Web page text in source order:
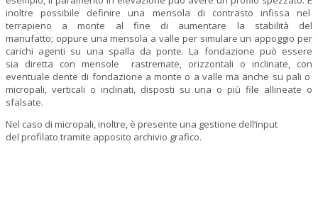
inoltre possibile definire una mensola di contrasto infissa nel
terrapieno a monte al fine di aumentare la stabilità del
manufatto; oppure una mensola a valle per simulare un appoggio per
carichi agenti su una spalla da ponte. La fondazione può essere
sia diretta con mensole rastremate, orizzontali o inclinate, con
eventuale dente di fondazione a monte o a valle ma anche su pali o
micropali, verticali o inclinati, disposti su una o più file allineate o
sfalsate.
Nel caso di micropali, inoltre, è presente una gestione dell’input
del profilato tramite apposito archivio grafico.